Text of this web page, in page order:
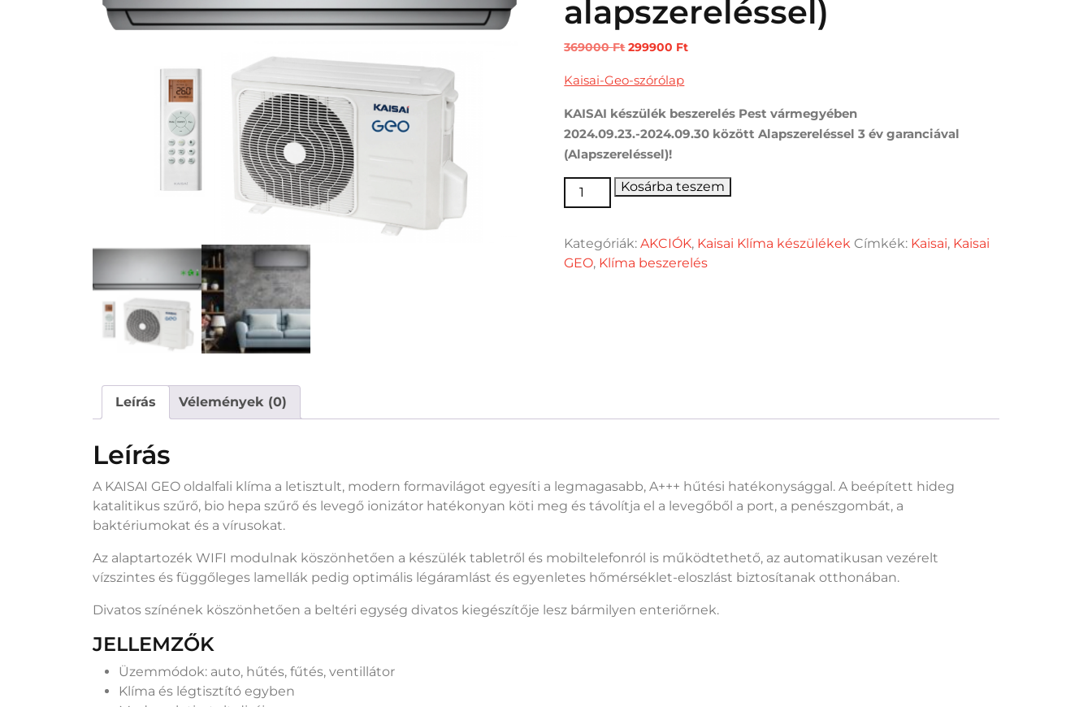
alapszereléssel)
369000Ft Original
was:
299900 FtCurrent
Kaisai-Geo-szórólap
KAISAI készülék beszerelés Pest vármegyében
2024.09.23.-2024.09.30 között Alapszereléssel 3 év garanciával
(Alapszereléssel)!
Kaisai GEO 3,5kW oldalfali Split klíma szett (Telepítve, alapszereléssel) mennyiség
Kosárba teszem
Kategóriák:AKCIÓK, Kaisai Klíma készülékek Címkék: Kaisai, Kaisai
GEO, Klíma beszerelés
Leírás Vélemények (0)
Leírás
A KAISAI GEO oldalfali klíma a letisztult, modern formavilágot egyesíti a legmagasabb, A+++ hűtési hatékonysággal. A beépített hideg
katalitikus szűrő, bio hepa szűrő és levegő ionizátor hatékonyan köti meg és távolítja el a levegőből a port, a penészgombát, a
baktériumokat és a vírusokat.
Az alaptartozék WIFI modulnak köszönhetően a készülék tabletről és mobiltelefonról is működtethető, az automatikusan vezérelt
vízszintes és függőleges lamellák pedig optimális légáramlást és egyenletes hőmérséklet-eloszlást biztosítanak otthonában.
Divatos színének köszönhetően a beltéri egység divatos kiegészítője lesz bármilyen enteriőrnek.
JELLEMZŐK
Üzemmódok: auto, hűtés, fűtés, ventillátor
Klíma és légtisztító egyben